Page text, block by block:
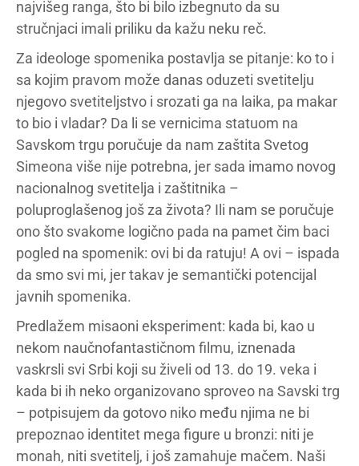
najvišeg ranga, što bi bilo izbegnuto da su
stručnjaci imali priliku da kažu neku reč.
Za ideologe spomenika postavlja se pitanje: ko to i
sa kojim pravom može danas oduzeti svetitelju
njegovo svetiteljstvo i srozati ga na laika, pa makar
to bio i vladar? Da li se vernicima statuom na
Savskom trgu poručuje da nam zaštita Svetog
Simeona više nije potrebna, jer sada imamo novog
nacionalnog svetitelja i zaštitnika –
poluproglašenog još za života? Ili nam se poručuje
ono što svakome logično pada na pamet čim baci
pogled na spomenik: ovi bi da ratuju! A ovi – ispada
da smo svi mi, jer takav je semantički potencijal
javnih spomenika.
Predlažem misaoni eksperiment: kada bi, kao u
nekom naučnofantastičnom filmu, iznenada
vaskrsli svi Srbi koji su živeli od 13. do 19. veka i
kada bi ih neko organizovano sproveo na Savski trg
– potpisujem da gotovo niko među njima ne bi
prepoznao identitet mega figure u bronzi: niti je
monah, niti svetitelj, i još zamahuje mačem. Naši